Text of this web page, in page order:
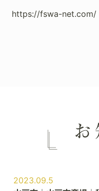
https://fswa-net.com/
2023.09.5